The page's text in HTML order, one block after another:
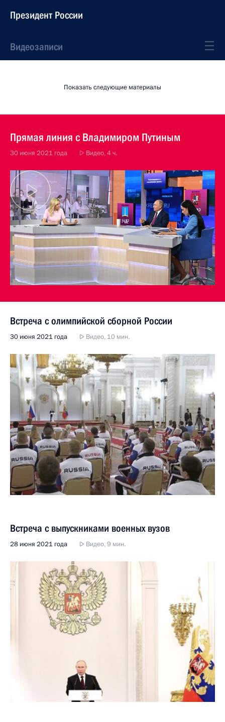
Президент России
Видеозаписи
Показать следующие материалы
Прямая линия с Владимиром Путиным
30 июня 2021 года Видео, 4 ч.
Встреча с олимпийской сборной России
30 июня 2021 года Видео, 10 мин.
Встреча с выпускниками военных вузов
28 июня 2021 года Видео, 9 мин.